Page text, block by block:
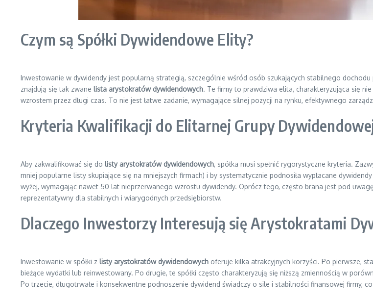
Czym są Spółki Dywidendowe Elity?
Inwestowanie w dywidendy jest popularną strategią, szczególnie wśród osób szukających stabilnego
znajdują się tak zwane lista arystokratów dywidendowych. Te firmy to prawdziwa elita, charakteryzująca się
wzrostem przez długi czas. To nie jest łatwe zadanie, wymagające silnej pozycji na rynku, efektywnego
Kryteria Kwalifikacji do Elitarnej Grupy
Aby zakwalifikować się do listy arystokratów dywidendowych, spółka musi spełnić rygorystyczne kryteria.
mniej popularne listy skupiające się na mniejszych firmach) i by systematycznie podnosiła wypłacane
wyżej, wymagając nawet 50 lat nieprzerwanego wzrostu dywidendy. Oprócz tego, często brana jest pod
reprezentatywny dla stabilnych i wiarygodnych przedsiębiorstw.
Dlaczego Inwestorzy Interesują się Arystokratami
Inwestowanie w spółki z listy arystokratów dywidendowych oferuje kilka atrakcyjnych korzyści. Po pierwsze,
bieżące wydatki lub reinwestowany. Po drugie, te spółki często charakteryzują się niższą zmiennością w
Po trzecie, długotrwałe i konsekwentne podnoszenie dywidend świadczy o sile i stabilności finansowej firmy,